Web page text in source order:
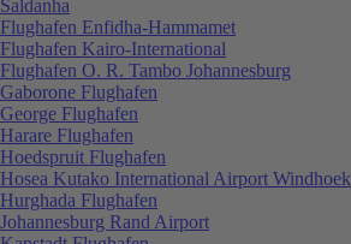
Saldanha
Flughafen Enfidha-Hammamet
Flughafen Kairo-International
Flughafen O. R. Tambo Johannesburg
Gaborone Flughafen
George Flughafen
Harare Flughafen
Hoedspruit Flughafen
Hosea Kutako International Airport Windhoek
Hurghada Flughafen
Johannesburg Rand Airport